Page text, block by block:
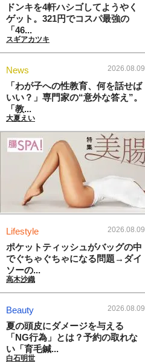
ドンキを4軒ハシゴしてようやく
ゲット。321円でコスパ最強の
「46...
スギアカツキ
News 2026.08.09
「わが子への性教育、何を話せば
いい？」専門家の“意外な答え”。
「教...
大夏えい
Lifestyle 2026.08.09
ポケットティッシュがバッグの中
でぐちゃぐちゃになる問題→ダイ
ソーの...
高木沙織
Beauty 2026.08.09
夏の頭皮にダメージを与える
「NG行為」とは？予約の取れな
い「育毛鍼...
白石明世